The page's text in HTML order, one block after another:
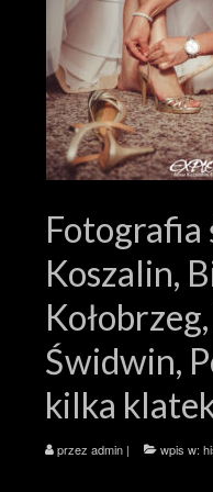
Fotografia
Koszalin,
Świdwin,
kilka
przez admin | wpis w: